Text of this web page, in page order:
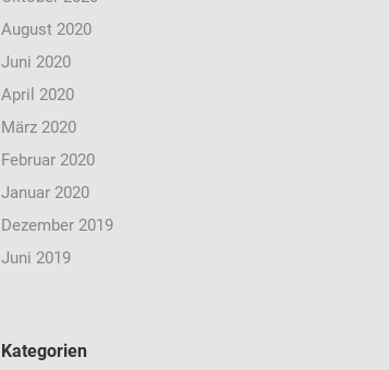
August 2020
Juni 2020
April 2020
März 2020
Februar 2020
Januar 2020
Dezember 2019
Juni 2019
Kategorien